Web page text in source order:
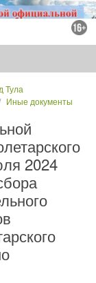
Тула
Иные документы
2024